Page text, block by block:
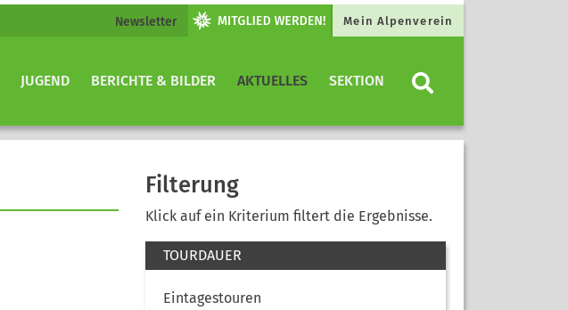
Newsletter Mein Alpenverein
JUGEND BERICHTE & BILDER AKTUELLES SEKTION
Filterung
Klick auf ein Kriterium filtert die Ergebnisse.
TOURDAUER
Eintagestouren